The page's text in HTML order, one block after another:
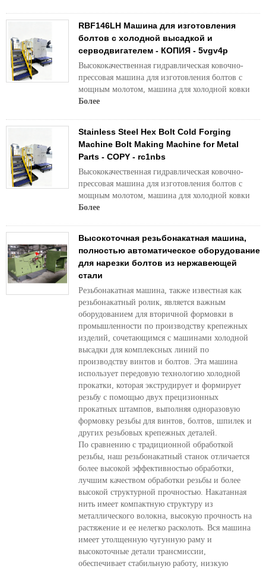
RBF146LH Машина для изготовления
болтов с холодной высадкой и
серводвигателем - КОПИЯ - 5vgv4p
Высококачественная гидравлическая ковочно-
прессовая машина для изготовления болтов с
мощным молотом, машина для холодной ковки
Более
Stainless Steel Hex Bolt Cold Forging
Machine Bolt Making Machine for Metal
Parts - COPY - rc1nbs
Высококачественная гидравлическая ковочно-
прессовая машина для изготовления болтов с
мощным молотом, машина для холодной ковки
Более
Высокоточная резьбонакатная машина,
полностью автоматическое оборудование
для нарезки болтов из нержавеющей
стали
Резьбонакатная машина, также известная как
резьбонакатный ролик, является важным
оборудованием для вторичной формовки в
промышленности по производству крепежных
изделий, сочетающимся с машинами холодной
высадки для комплексных линий по
производству винтов и болтов. Эта машина
использует передовую технологию холодной
прокатки, которая экструдирует и формирует
резьбу с помощью двух прецизионных
прокатных штампов, выполняя одноразовую
формовку резьбы для винтов, болтов, шпилек и
других резьбовых крепежных деталей.
По сравнению с традиционной обработкой
резьбы, наш резьбонакатный станок отличается
более высокой эффективностью обработки,
лучшим качеством обработки резьбы и более
высокой структурной прочностью. Накатанная
нить имеет компактную структуру из
металлического волокна, высокую прочность на
растяжение и ее нелегко расколоть. Вся машина
имеет утолщенную чугунную раму и
высокоточные детали трансмиссии,
обеспечивает стабильную работу, низкую